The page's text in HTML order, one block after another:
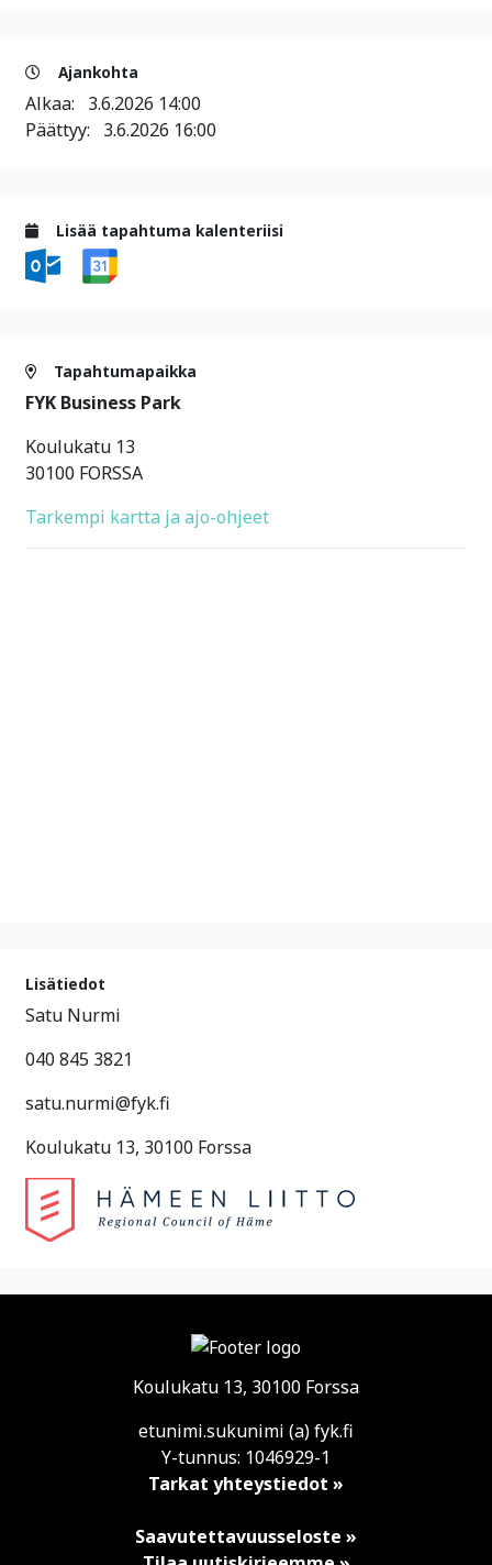
Ajankohta
Alkaa: 3.6.2026 14:00
Päättyy: 3.6.2026 16:00
Lisää tapahtuma kalenteriisi
Tapahtumapaikka
FYK Business Park
Koulukatu 13
30100 FORSSA
Tarkempi kartta ja ajo-ohjeet
Lisätiedot
Satu Nurmi
040 845 3821
satu.nurmi@fyk.fi
Koulukatu 13, 30100 Forssa
Koulukatu 13, 30100 Forssa
etunimi.sukunimi (a) fyk.fi
Y-tunnus: 1046929-1
Tarkat yhteystiedot »
Saavutettavuusseloste »